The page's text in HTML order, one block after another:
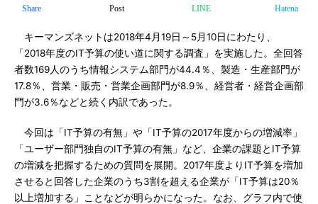
Share Post LINE Hatena
キーマンズネットは2018年4月19日～5月10日にわたり、
「2018年度のIT予算の使い道に関する調査」を実施した。全回答
者数169人のうち情報システム部門が44.4％、製造・生産部門が
17.8％、営業・販売・営業企画部門が8.9％、経営者・経営企画部
門が3.6％などと続く内訳であった。
今回は「IT予算の有無」や「IT予算の2017年度からの増減率」
「ユーザー部門独自のIT予算の有無」など、企業の課題とIT予算
の増減を把握するための質問を展開。2017年度よりIT予算を増加
させると回答した企業のうち3割を超える企業が「IT予算は20％
以上増加する」ことなどが明らかになった。なお、グラフ内で使